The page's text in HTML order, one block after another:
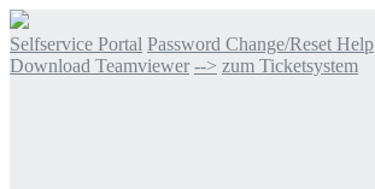
Selfservice Portal Password Change/Reset Help
Download Teamviewer --> zum Ticketsystem